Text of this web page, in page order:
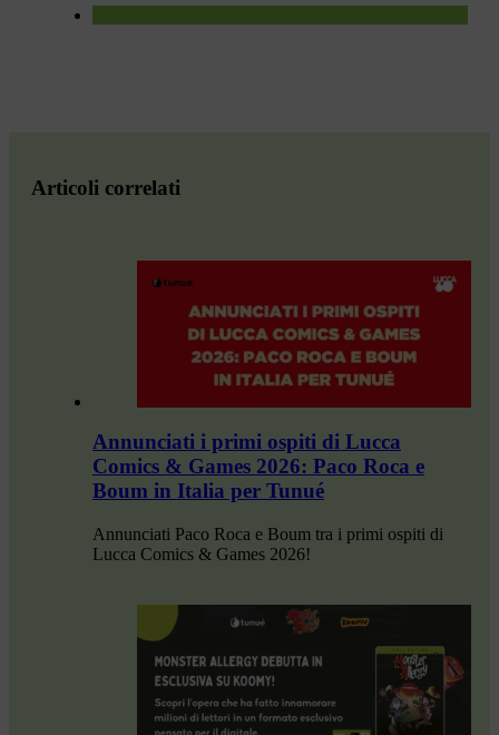
Articoli correlati
Annunciati i primi ospiti di Lucca
Comics & Games 2026: Paco Roca e
Boum in Italia per Tunué
Annunciati Paco Roca e Boum tra i primi ospiti di
Lucca Comics & Games 2026!